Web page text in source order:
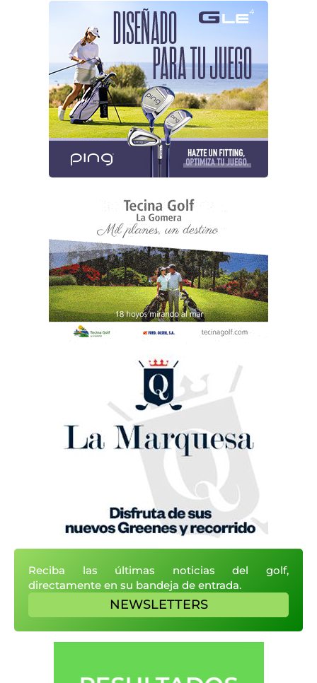
Reciba las últimas noticias del golf,
directamente en su bandeja de entrada.
NEWSLETTERS